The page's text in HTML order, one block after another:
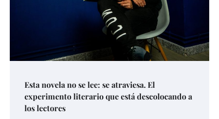
Esta novela no se lee: se atraviesa. El
experimento literario que está descolocando a
los lectores